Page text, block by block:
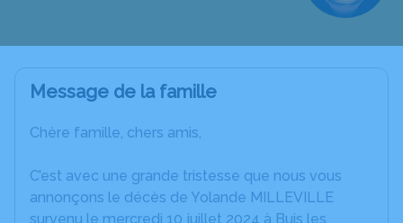
Message de la famille
Chère famille, chers amis,
C’est avec une grande tristesse que nous vous
annonçons le décès de Yolande MILLEVILLE
survenu le mercredi 10 juillet 2024 à Buis les